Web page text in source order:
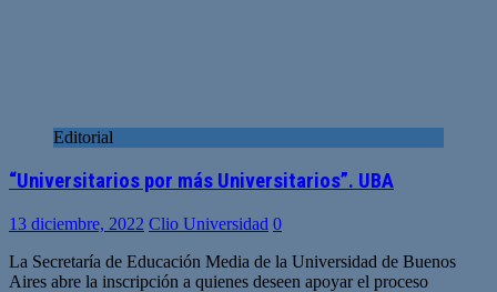
Editorial
“Universitarios por más Universitarios”. UBA
13 diciembre, 2022 Clio Universidad 0
La Secretaría de Educación Media de la Universidad de Buenos
Aires abre la inscripción a quienes deseen apoyar el proceso